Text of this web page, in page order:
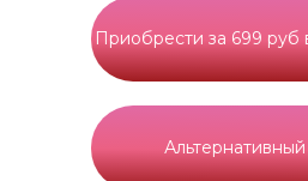
Приобрести за 699 руб